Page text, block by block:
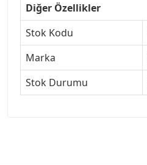
Diğer Özellikler
Stok Kodu
Marka
Stok Durumu